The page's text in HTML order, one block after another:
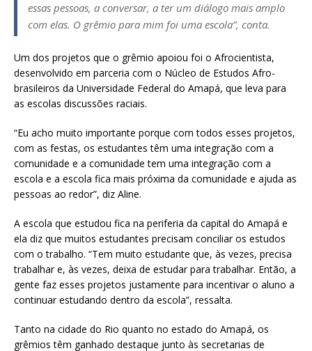
essas pessoas, a conversar, a ter um diálogo mais amplo
com elas. O grêmio para mim foi uma escola”, conta.
Um dos projetos que o grêmio apoiou foi o Afrocientista,
desenvolvido em parceria com o Núcleo de Estudos Afro-
brasileiros da Universidade Federal do Amapá, que leva para
as escolas discussões raciais.
“Eu acho muito importante porque com todos esses projetos,
com as festas, os estudantes têm uma integração com a
comunidade e a comunidade tem uma integração com a
escola e a escola fica mais próxima da comunidade e ajuda as
pessoas ao redor”, diz Aline.
A escola que estudou fica na periferia da capital do Amapá e
ela diz que muitos estudantes precisam conciliar os estudos
com o trabalho. “Tem muito estudante que, às vezes, precisa
trabalhar e, às vezes, deixa de estudar para trabalhar. Então, a
gente faz esses projetos justamente para incentivar o aluno a
continuar estudando dentro da escola”, ressalta.
Tanto na cidade do Rio quanto no estado do Amapá, os
grêmios têm ganhado destaque junto às secretarias de